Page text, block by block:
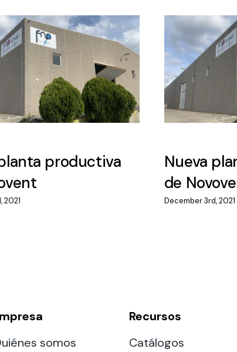
productiva
2021
Nueva
de
December 3rd, 2021
somos
Recursos
Catálogos